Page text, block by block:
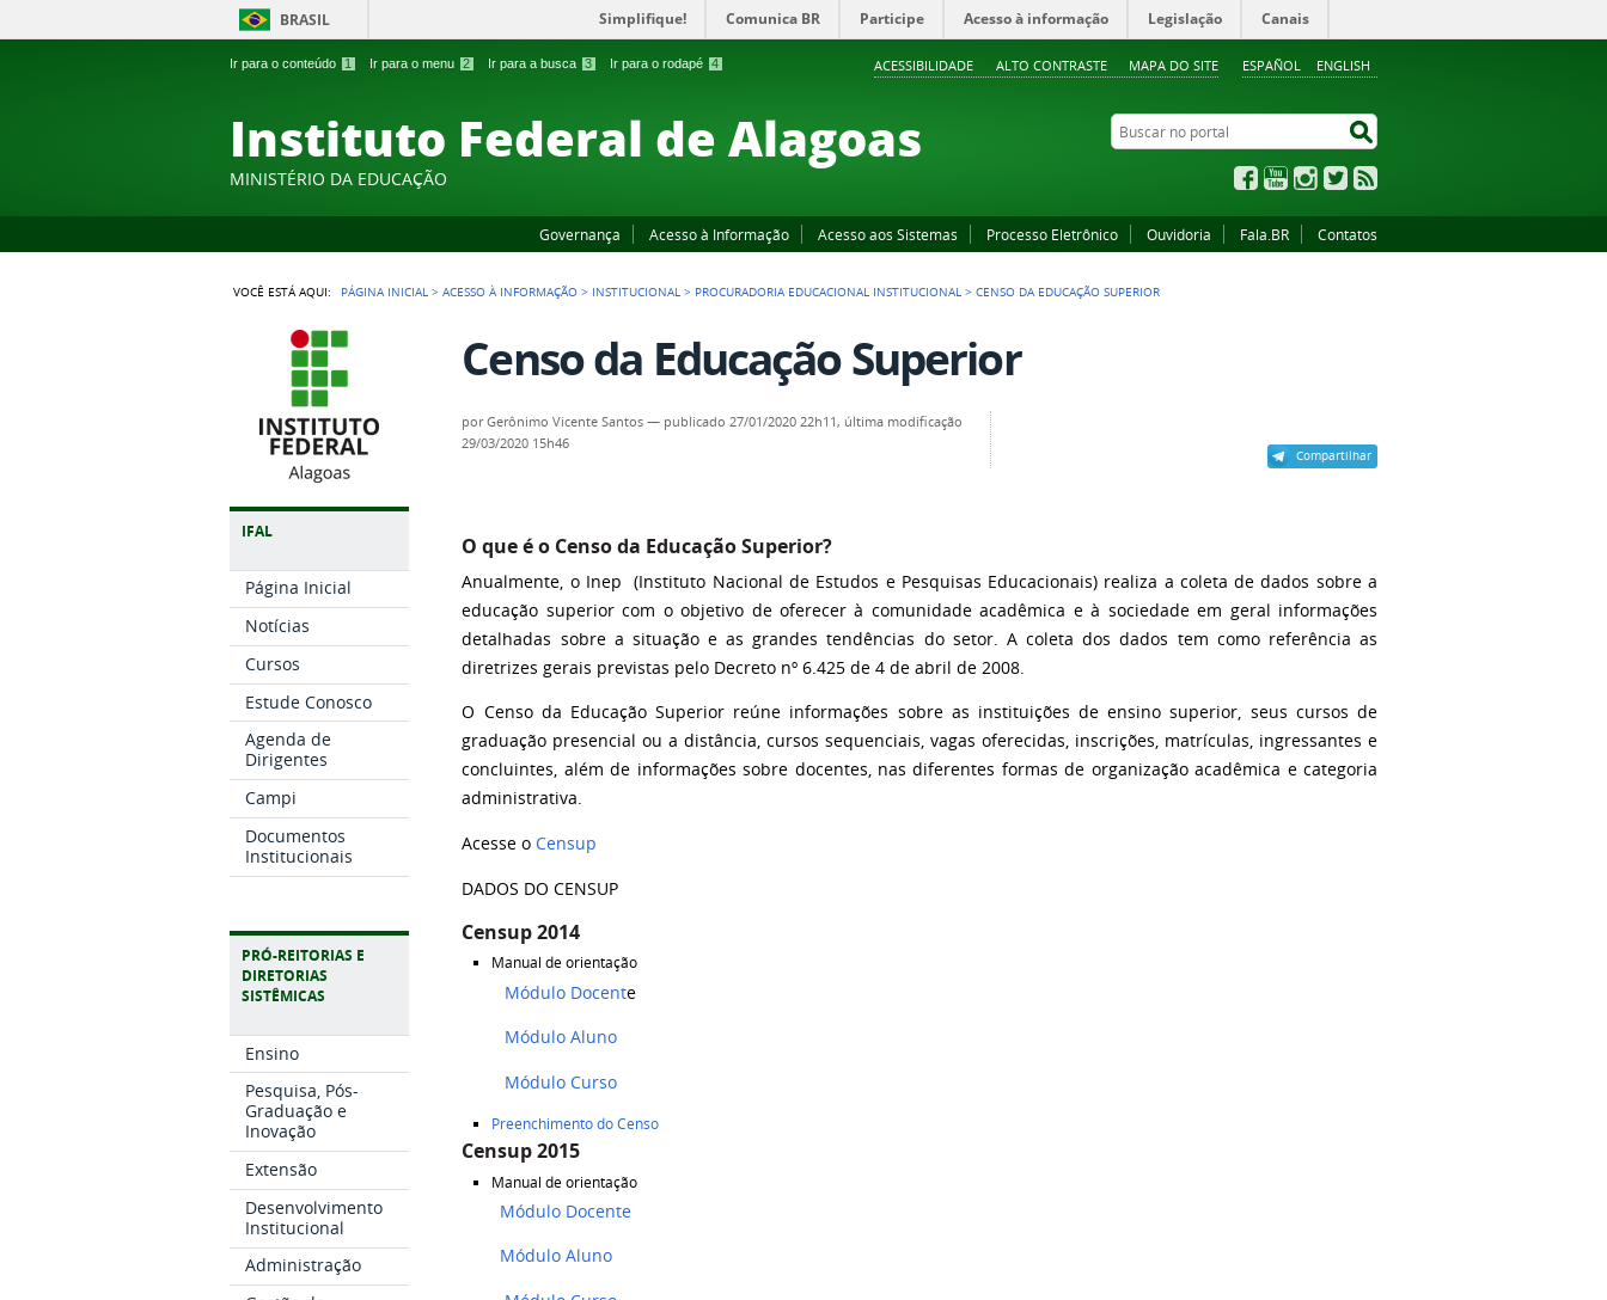
Ir para o conteúdo 1 Ir para o menu 2 Ir para a busca 3 Ir para o rodapé 4 ESPAÑOL ENGLISH
ACESSIBILIDADE ALTO CONTRASTE MAPA DO SITE
BRASIL Simplifique! Comunica BR Participe Acesso à informação Legislação Canais
Instituto Federal de Alagoas
MINISTÉRIO DA EDUCAÇÃO
Buscar no portal
FacebookYouTubeInstagram
Twitter
Governança Acesso à Informação Acesso aos Sistemas Processo Eletrônico Ouvidoria Fala.BR Contatos
VOCÊ ESTÁ AQUI: PÁGINA INICIAL >ACESSO À INFORMAÇÃO > INSTITUCIONAL > PROCURADORIA EDUCACIONAL INSTITUCIONAL >CENSO DA EDUCAÇÃO SUPERIOR
IFAL
Página Inicial
Notícias
Cursos
Estude Conosco
Agenda de
Dirigentes
Campi
Documentos
Institucionais
PRÓ-REITORIAS E
DIRETORIAS
SISTÊMICAS
Ensino
Pesquisa, Pós-
Graduação e
Inovação
Extensão
Desenvolvimento
Institucional
Administração
Censo da Educação Superior
Compartilhar
porGerônimo Vicente Santos — publicado 27/01/2020 22h11, última modificação
29/03/2020 15h46
O que é o Censo da Educação Superior?
Anualmente, o Inep (Instituto Nacional de Estudos e Pesquisas Educacionais) realiza a coleta de dados sobre a
educação superior com o objetivo de oferecer à comunidade acadêmica e à sociedade em geral informações
detalhadas sobre a situação e as grandes tendências do setor. A coleta dos dados tem como referência as
diretrizes gerais previstas pelo Decreto nº 6.425 de 4 de abril de 2008.
O Censo da Educação Superior reúne informações sobre as instituições de ensino superior, seus cursos de
graduação presencial ou a distância, cursos sequenciais, vagas oferecidas, inscrições, matrículas, ingressantes e
concluintes, além de informações sobre docentes, nas diferentes formas de organização acadêmica e categoria
administrativa.
Acesse oCensup
DADOS DO CENSUP
Censup 2014
Manual de orientação
Módulo Docente
Módulo Aluno
Módulo Curso
Preenchimento do Censo
Censup 2015
Manual de orientação
Módulo Docente
Módulo Aluno